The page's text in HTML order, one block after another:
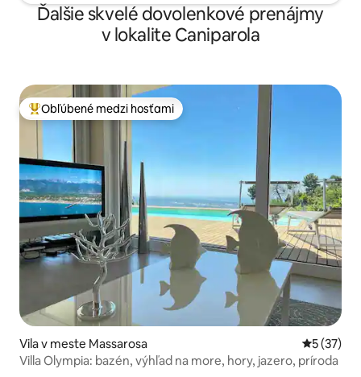
Ďalšie skvelé dovolenkové prenájmy
v lokalite Caniparola
Najobľúbenejšie medzi hosťami
Obľúbené medzi hosťami
Vila v meste Massarosa
5 (37)
Villa Olympia: bazén, výhľad na more, hory, jazero, príroda